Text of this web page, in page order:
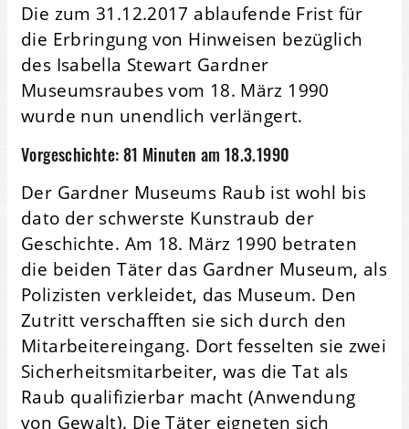
Die zum 31.12.2017 ablaufende Frist für
die Erbringung von Hinweisen bezüglich
des Isabella Stewart Gardner
Museumsraubes vom 18. März 1990
wurde nun unendlich verlängert.
Vorgeschichte: 81 Minuten am 18.3.1990
Der Gardner Museums Raub ist wohl bis
dato der schwerste Kunstraub der
Geschichte. Am 18. März 1990 betraten
die beiden Täter das Gardner Museum, als
Polizisten verkleidet, das Museum. Den
Zutritt verschafften sie sich durch den
Mitarbeitereingang. Dort fesselten sie zwei
Sicherheitsmitarbeiter, was die Tat als
Raub qualifizierbar macht (Anwendung
von Gewalt). Die Täter eigneten sich